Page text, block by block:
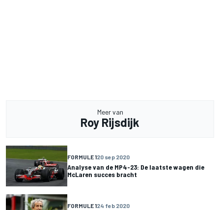
Meer van
Roy Rijsdijk
FORMULE 120 sep 2020
Analyse van de MP4-23: De laatste wagen die
McLaren succes bracht
FORMULE 124 feb 2020